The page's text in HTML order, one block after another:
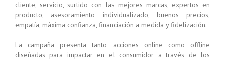
cliente, servicio, surtido con las mejores marcas, expertos en
producto, asesoramiento individualizado, buenos precios,
empatía, máxima confianza, financiación a medida y fidelización.
La campaña presenta tanto acciones online como offline
diseñadas para impactar en el consumidor a través de los